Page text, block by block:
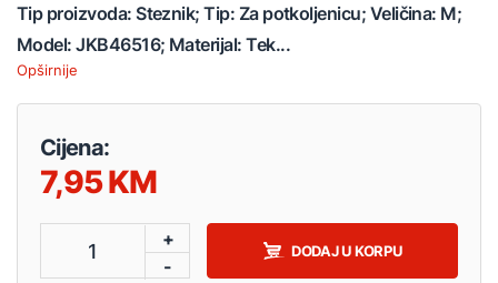
Tip proizvoda: Steznik; Tip: Za potkoljenicu; Veličina: M;
Model: JKB46516; Materijal: Tek...
Opširnije
Cijena:
7,95
1
+
-
DODAJ U KORPU